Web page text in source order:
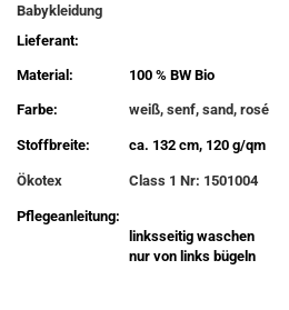
Babykleidung
Lieferant:
Material: 100 % BW Bio
Farbe: weiß, senf, sand, rosé
Stoffbreite: ca. 132 cm, 120 g/qm
Ökotex Class 1 Nr: 1501004
Pflegeanleitung:
linksseitig waschen
nur von links bügeln